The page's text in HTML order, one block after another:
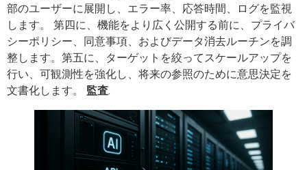
部のユーザーに展開し、エラー率、応答時間、ログを監視
します。 第四に、機能をより広く公開する前に、プライバ
シーポリシー、同意事項、およびデータ消去ルーチンを調
整します。第五に、ターゲットを絞ってスケールアップを
行い、可観測性を強化し、将来の参照のために意思決定を
文書化します。 監査.